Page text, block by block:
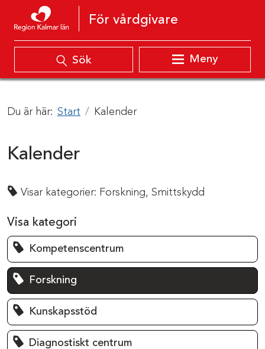
Hoppa till innehåll
För vårdgivare
Sök Meny
Du är här: Start Kalender
Kalender
Visar kategorier: Forskning, Smittskydd
Visa kategori
Kompetenscentrum
Forskning
Kunskapsstöd
Diagnostiskt centrum